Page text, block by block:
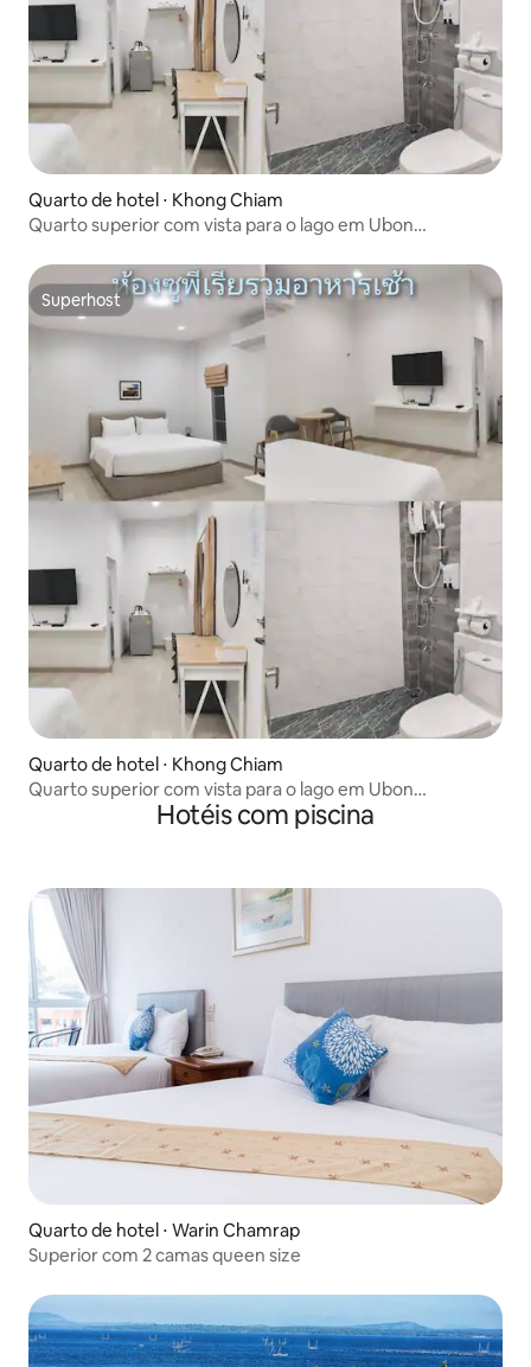
Quarto de hotel ⋅ Khong Chiam
Quarto superior com vista para o lago em Ubon
Superhost
Superhost
Quarto de hotel ⋅ Khong Chiam
Quarto superior com vista para o lago em Ubon
Hotéis com piscina
Quarto de hotel ⋅ Warin Chamrap
Superior com 2 camas queen size